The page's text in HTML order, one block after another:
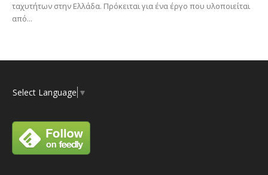
ταχυτήτων στην Ελλάδα. Πρόκειται για ένα έργο που υλοποιείται
από...
Select Language ▼